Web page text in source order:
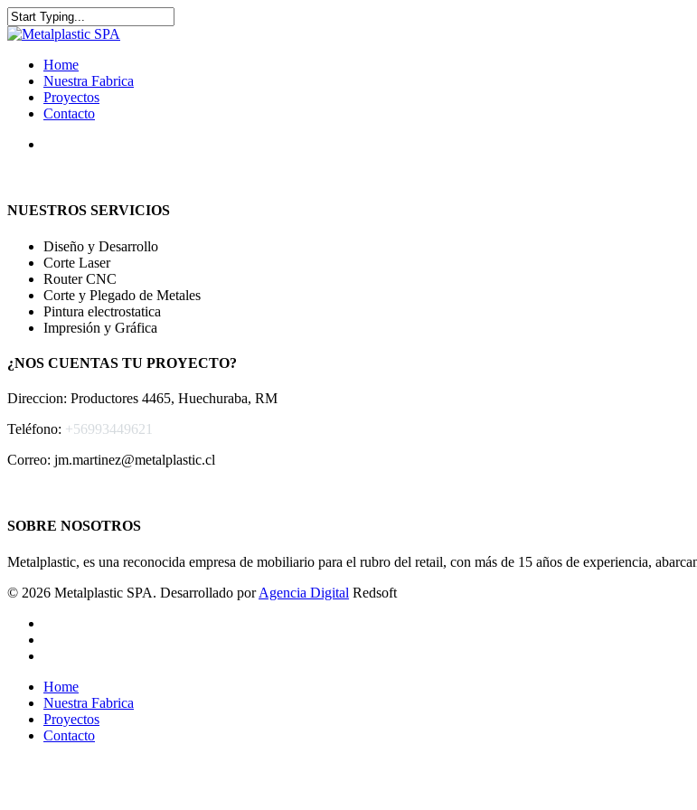
Home
Nuestra Fabrica
Proyectos
Contacto
NUESTROS SERVICIOS
Diseño y Desarrollo
Corte Laser
Router CNC
Corte y Plegado de Metales
Pintura electrostatica
Impresión y Gráfica
¿NOS CUENTAS TU PROYECTO?
Direccion: Productores 4465, Huechuraba, RM
Teléfono: +56993449621
Correo: jm.martinez@metalplastic.cl
SOBRE NOSOTROS
Metalplastic, es una reconocida empresa de mobiliario para el rubro del retail, con más de 15 años de experiencia,
© 2026 Metalplastic SPA. Desarrollado porAgencia Digital Redsoft
Home
Nuestra Fabrica
Proyectos
Contacto